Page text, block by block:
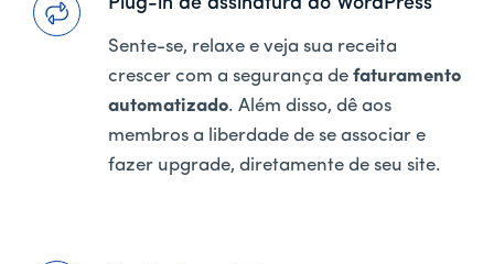
Sente-se, relaxe e veja sua receita
crescer com a segurança de faturamento
automatizado. Além disso, dê aos
membros a liberdade de se associar e
fazer upgrade, diretamente de seu site.